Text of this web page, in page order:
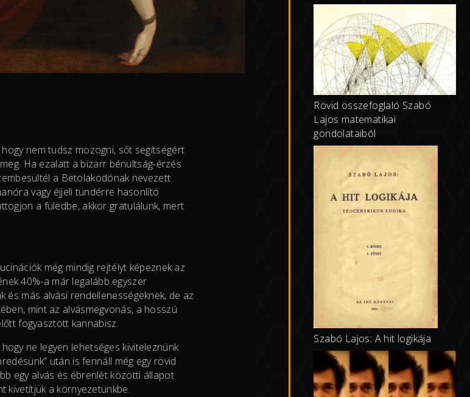
nem tudsz mozogni, sőt segítségért
Ha ezalatt a bizarr bénultság-érzés
a Betolakodónak nevezett
vagy éjjeli tündérre hasonlító
a füledbe, akkor gratulálunk, mert
még mindig rejtélyt képeznek az
40%-a már legalább egyszer
más alvási rendellenességeknek, de az
mint az alvásmegvonás, a hosszú
fogyasztott kannabisz.
ne legyen lehetséges kiviteleznünk
után is fennáll még egy rövid
egy alvás és ébrenlét közötti állapot
kivetítjük a környezetünkbe.
Rövid összefoglaló Szabó
Lajos matematikai
gondolataiból
Szabó Lajos: A hit logikája